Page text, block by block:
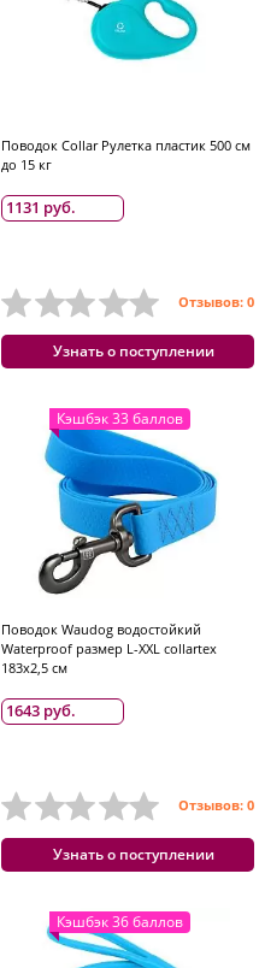
Поводок Collar Рулетка пластик 500 см
до 15 кг
1131 руб.
Отзывов: 0
Узнать о поступлении
Кэшбэк 33 баллов
Поводок Waudog водостойкий
Waterproof размер L-XXL collartex
183x2,5 см
1643 руб.
Отзывов: 0
Узнать о поступлении
Кэшбэк 36 баллов